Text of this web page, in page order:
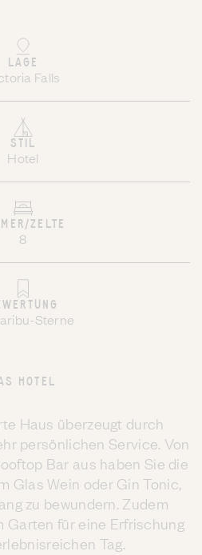
LAGE
Falls
STIL
Hotel
ZELTE
8
Sterne
HOTEL
Haus überzeugt durch
persönlichen Service. Von
Bar aus haben Sie die
Glas Wein oder Gin Tonic,
zu bewundern. Zudem
Garten für eine Erfrischung
Tag.